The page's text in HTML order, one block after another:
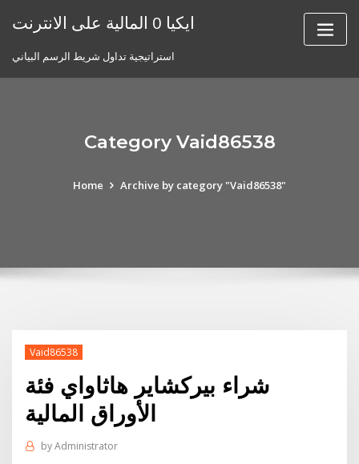
ايكيا 0 المالية على الانترنت
استراتيجية تداول شريط الرسم البياني
Category Vaid86538
Home Archive by category "Vaid86538"
Vaid86538
شراء بيركشاير هاثاواي فئة
الأوراق المالية
byAdministrator